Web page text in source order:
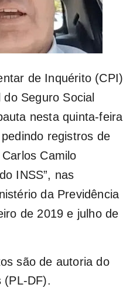
de Inquérito (CPI)
Seguro Social
nesta quinta-feira
registros de
Camilo
INSS”, nas
da Previdência
de 2019 e julho de
são de autoria do
(PL-DF).